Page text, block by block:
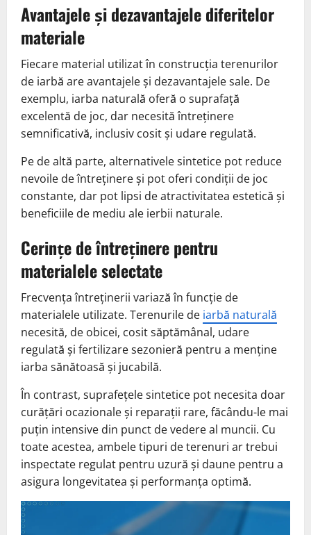
Avantajele și dezavantajele diferitelor
materiale
Fiecare material utilizat în construcția terenurilor
de iarbă are avantajele și dezavantajele sale. De
exemplu, iarba naturală oferă o suprafață
excelentă de joc, dar necesită întreținere
semnificativă, inclusiv cosit și udare regulată.
Pe de altă parte, alternativele sintetice pot reduce
nevoile de întreținere și pot oferi condiții de joc
constante, dar pot lipsi de atractivitatea estetică și
beneficiile de mediu ale ierbii naturale.
Cerințe de întreținere pentru
materialele selectate
Frecvența întreținerii variază în funcție de
materialele utilizate. Terenurile de iarbă naturală
necesită, de obicei, cosit săptămânal, udare
regulată și fertilizare sezonieră pentru a menține
iarba sănătoasă și jucabilă.
În contrast, suprafețele sintetice pot necesita doar
curățări ocazionale și reparații rare, făcându-le mai
puțin intensive din punct de vedere al muncii. Cu
toate acestea, ambele tipuri de terenuri ar trebui
inspectate regulat pentru uzură și daune pentru a
asigura longevitatea și performanța optimă.